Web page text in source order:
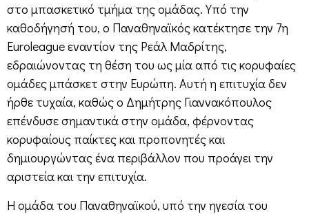
στο μπασκετικό τμήμα της ομάδας. Υπό την
καθοδήγησή του, ο Παναθηναϊκός κατέκτησε την 7η
Euroleague εναντίον της Ρεάλ Μαδρίτης,
εδραιώνοντας τη θέση του ως μία από τις κορυφαίες
ομάδες μπάσκετ στην Ευρώπη. Αυτή η επιτυχία δεν
ήρθε τυχαία, καθώς ο Δημήτρης Γιαννακόπουλος
επένδυσε σημαντικά στην ομάδα, φέρνοντας
κορυφαίους παίκτες και προπονητές και
δημιουργώντας ένα περιβάλλον που προάγει την
αριστεία και την επιτυχία.
Η ομάδα του Παναθηναϊκού, υπό την ηγεσία του